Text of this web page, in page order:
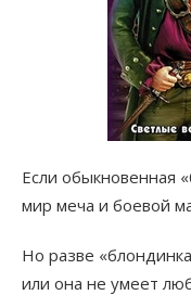
Если обыкновенная
мир меча и боевой
Но разве
или она не умеет